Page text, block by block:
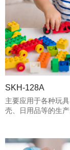
SKH-128A
主要应用于各种玩
壳、日用品等的生产